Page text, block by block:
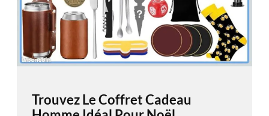
Trouvez Le Coffret Cadeau